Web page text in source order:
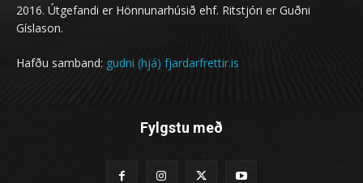
2016. Útgefandi er Hönnunarhúsið ehf. Ritstjóri er Guðni
Gíslason.
Hafðu samband: gudni (hjá) fjardarfrettir.is
Fylgstu með